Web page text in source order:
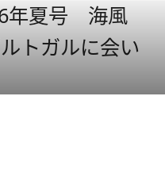
年夏号 海風
トガルに会い